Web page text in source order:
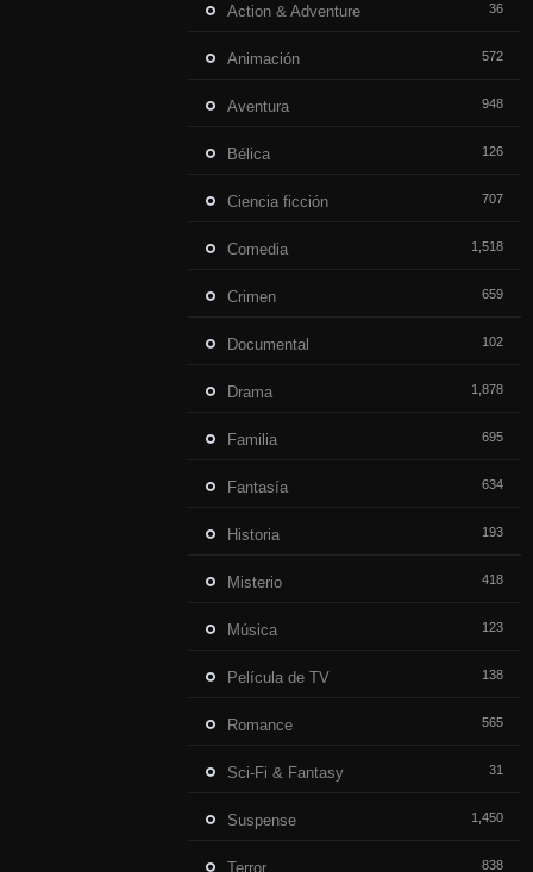
Action & Adventure 36
Animación 572
Aventura 948
Bélica 126
Ciencia ficción 707
Comedia 1,518
Crimen 659
Documental 102
Drama 1,878
Familia 695
Fantasía 634
Historia 193
Misterio 418
Música 123
Película de TV 138
Romance 565
Sci-Fi & Fantasy 31
Suspense 1,450
Terror 838